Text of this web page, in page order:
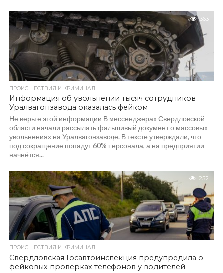
363
ПРОИСШЕСТВИЯ И КРИМИНАЛ
Информация об увольнении тысяч сотрудников
Уралвагонзавода оказалась фейком
Не верьте этой информации В мессенджерах Свердловской
области начали рассылать фальшивый документ о массовых
увольнениях на Уралвагонзаводе. В тексте утверждали, что
под сокращение попадут 60% персонала, а на предприятии
начнётся...
252
ПРОИСШЕСТВИЯ И КРИМИНАЛ
Свердловская Госавтоинспекция предупредила о
фейковых проверках телефонов у водителей